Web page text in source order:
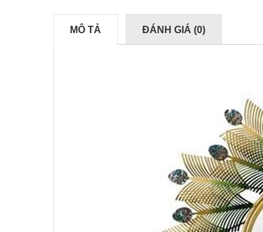
MÔ TẢ ĐÁNH GIÁ (0)